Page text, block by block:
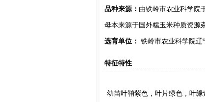
品种来源： 由铁岭市农业科学院
母本来源于国外糯玉米种质资源
选育单位： 铁岭市农业科学院辽
特征特性
幼苗叶鞘紫色，叶片绿色，叶